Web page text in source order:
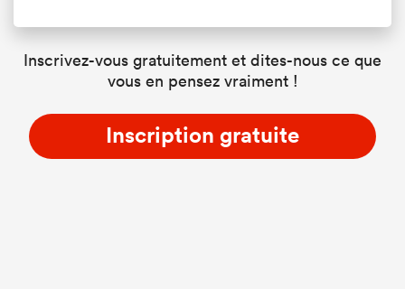
Inscrivez-vous gratuitement et dites-nous ce que
vous en pensez vraiment !
Inscription gratuite